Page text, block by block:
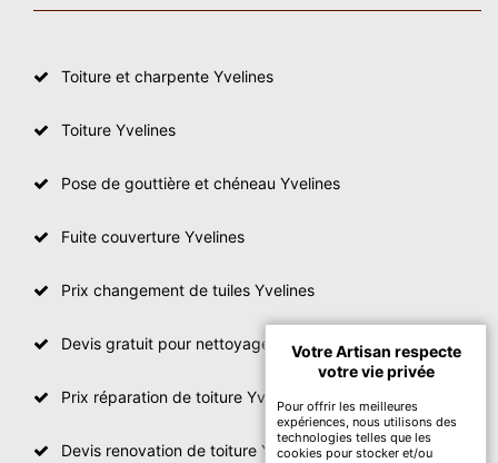
Toiture et charpente Yvelines
Toiture Yvelines
Pose de gouttière et chéneau Yvelines
Fuite couverture Yvelines
Prix changement de tuiles Yvelines
Devis gratuit pour nettoyage toiture Yvelines
Prix réparation de toiture Yvelines
Devis renovation de toiture Yvelines
Votre Artisan respecte
votre vie privée
Pour offrir les meilleures
expériences, nous utilisons des
technologies telles que les
cookies pour stocker et/ou